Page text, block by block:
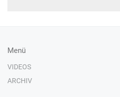
Menü
VIDEOS
ARCHIV